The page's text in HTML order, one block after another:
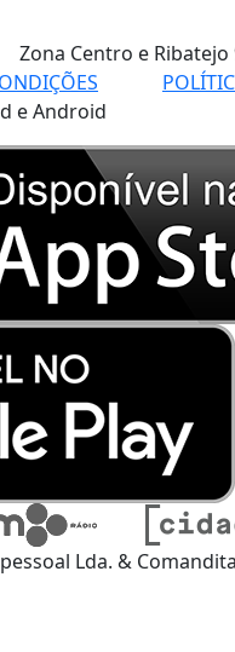
Zona Centro e Ribatejo
e Android
Lda. &